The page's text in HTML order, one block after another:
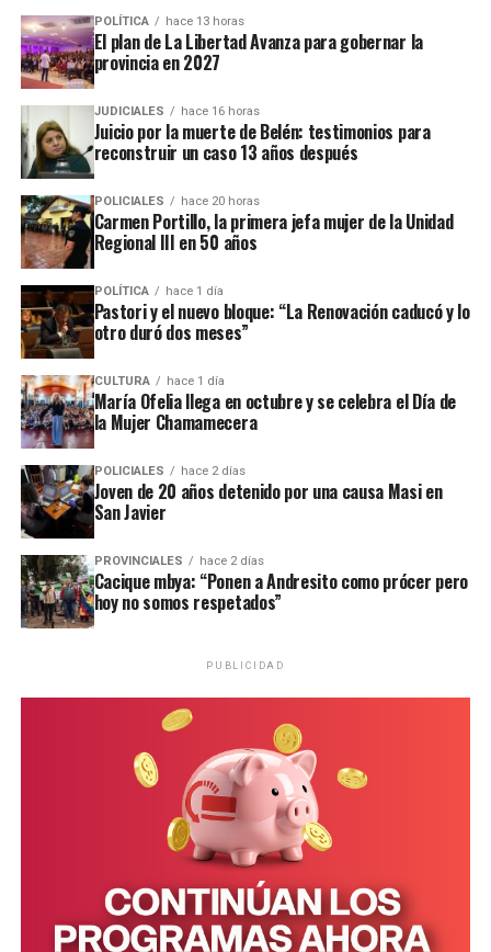
Este ataque se suma a otros tantos episodios similares registrados
recientemente en contra de comercios o propiedades vinculadas a
Coleco, ex intendente de El Soberbio que en 2013 fue destituido
del cargo por acusaciones de
asociación ilícita.
En el listado de hechos recientes figuran un incendio de cabañas
en el complejoTío Colecoa fines de la semana pasada y otro
ataque similar a la funeraria ahora baleada en a fines de marzo.
Todos los episodios son investigados por el personal de la
comisaría local, aunque hasta el momento no se conocieron
mayores novedades.
POLÍTICA hace 13 horas
El plan de La Libertad Avanza para gobernar la
provincia en 2027
JUDICIALES hace 16 horas
Juicio por la muerte de Belén: testimonios para
reconstruir un caso 13 años después
POLICIALES hace 20 horas
Carmen Portillo, la primera jefa mujer de la Unidad
Regional III en 50 años
POLÍTICA hace 1 día
Pastori y el nuevo bloque: “La Renovación caducó y lo
otro duró dos meses”
CULTURA hace 1 día
María Ofelia llega en octubre y se celebra el Día de
la Mujer Chamamecera
POLICIALES hace 2 días
Joven de 20 años detenido por una causa Masi en
San Javier
PROVINCIALES hace 2 días
Cacique mbya: “Ponen a Andresito como prócer pero
hoy no somos respetados”
PUBLICIDAD